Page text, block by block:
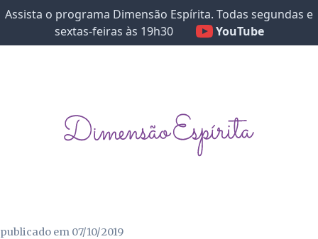
Assista o programa Dimensão Espírita. Todas segundas e
sextas-feiras às 19h30
YouTube
publicado em 07/10/2019